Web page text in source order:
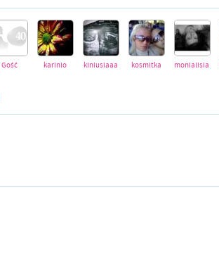
Gość karinio kiniusiaaa kosmitka monialisia